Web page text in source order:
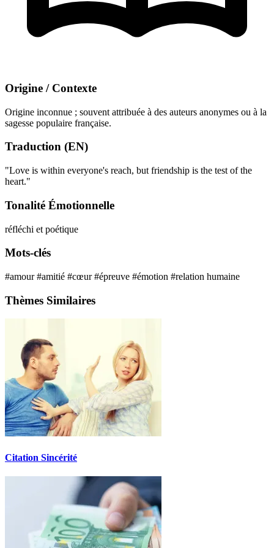
Origine / Contexte
Origine inconnue ; souvent attribuée à des auteurs anonymes ou à la
sagesse populaire française.
Traduction (EN)
"Love is within everyone's reach, but friendship is the test of the
heart."
Tonalité Émotionnelle
réfléchi et poétique
Mots-clés
#amour#amitié #cœur#épreuve #émotion #relation humaine
Thèmes Similaires
Citation Sincérité